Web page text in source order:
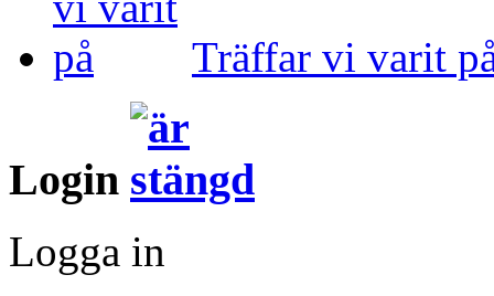
Träffar vi varit
Login
Logga in